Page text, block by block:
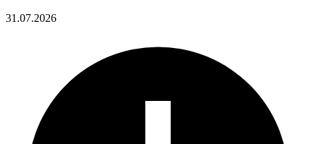
31.07.2026